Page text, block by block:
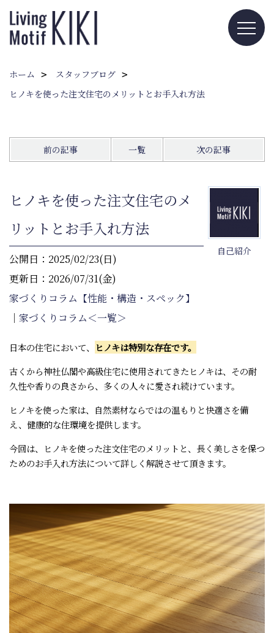
ホーム
スタッフブログ
ヒノキを使った注文住宅のメリットとお手入れ方法
前の記事 一覧 次の記事
自己紹介
ヒノキを使った注文住宅のメ
リットとお手入れ方法
公開日：2025/02/23(日)
更新日：2026/07/31(金)
家づくりコラム【性能・構造・スペック】
｜ 家づくりコラム＜一覧＞
日本の住宅において、
ヒノキは特別な存在です。
古くから神社仏閣や高級住宅に使用されてきたヒノキは、その耐
久性や香りの良さから、多くの人々に愛され続けています。
ヒノキを使った家は、自然素材ならではの温もりと快適さを備
え、健康的な住環境を提供します。
今回は、ヒノキを使った注文住宅のメリットと、長く美しさを保つ
ためのお手入れ方法について詳しく解説させて頂きます。